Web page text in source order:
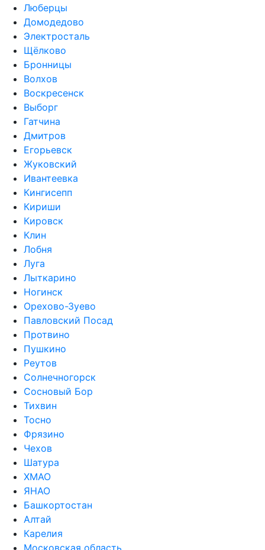
Люберцы
Домодедово
Электросталь
Щёлково
Бронницы
Волхов
Воскресенск
Выборг
Гатчина
Дмитров
Егорьевск
Жуковский
Ивантеевка
Кингисепп
Кириши
Кировск
Клин
Лобня
Луга
Лыткарино
Ногинск
Орехово-Зуево
Павловский Посад
Протвино
Пушкино
Реутов
Солнечногорск
Сосновый Бор
Тихвин
Тосно
Фрязино
Чехов
Шатура
ХМАО
ЯНАО
Башкортостан
Алтай
Карелия
Московская область